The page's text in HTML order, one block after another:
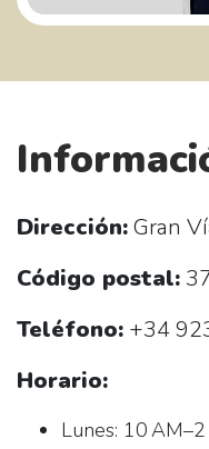
Dirección:Gran
Código postal:
Teléfono: +34
Horario:
Lunes: 10 AM–2